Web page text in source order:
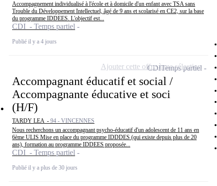
Accompagnement individualisé à l'école et à domicile d'un enfant avec TSA sans
Trouble du Développement Intellectuel, âgé de 9 ans et scolarisé en CE2, sur la base
du programme IDDEES. L'objectif est...
CDI - Temps partiel
Publié il y a 4 jours
Accompagnant éducatif et social /
Accompagnante éducative et soci
(H/F)
TARDY LEA - 94 - VINCENNES
Nous recherchons un accompagnant psycho-éducatif d'un adolescent de 11 ans en
6ème ULIS Mise en place du programme IDDDES (qui existe depuis plus de 20
ans), formation au programme IDDEES proposée...
CDI - Temps partiel
Publié il y a plus de 30 jours
CDITemps partiel
Ajouter cette offre à ma sélection